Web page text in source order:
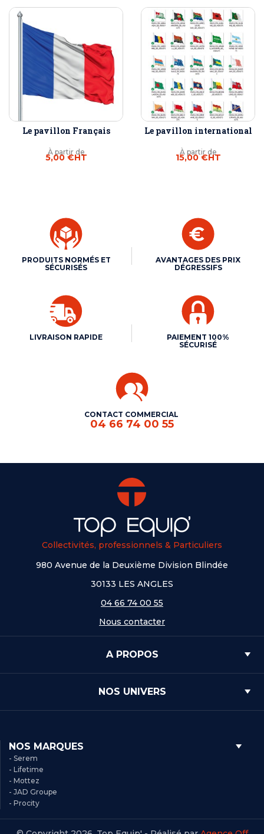
Le pavillon Français
À partir de
5,00 €HT
Le pavillon international
À partir de
15,00 €HT
PRODUITS NORMÉS ET
SÉCURISÉS
AVANTAGES DES PRIX
DÉGRESSIFS
LIVRAISON RAPIDE
PAIEMENT 100%
SÉCURISÉ
CONTACT COMMERCIAL
04 66 74 00 55
Collectivités, professionnels & Particuliers
980 Avenue de la Deuxième Division Blindée
30133 LES ANGLES
04 66 74 00 55
Nous contacter
A PROPOS
NOS UNIVERS
NOS MARQUES
- Serem
- Lifetime
- Mottez
- JAD Groupe
- Procity